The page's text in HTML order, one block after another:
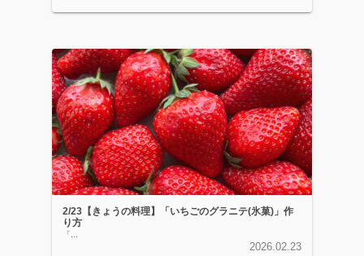
2/23【きょうの料理】「いちごのグラニテ(氷菓)」作
り方
「...
2026.02.23